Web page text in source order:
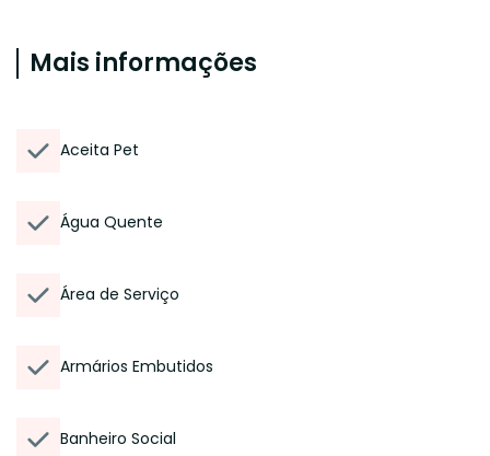
Mais informações
Aceita Pet
Água Quente
Área de Serviço
Armários Embutidos
Banheiro Social